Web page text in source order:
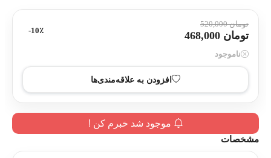
تومان 520,000
تومان 468,000 10٪-
ناموجود
افزودن به علاقه‌مندی‌ها
موجود شد خبرم کن !
مشخصات